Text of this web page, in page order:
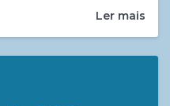
Ler mais